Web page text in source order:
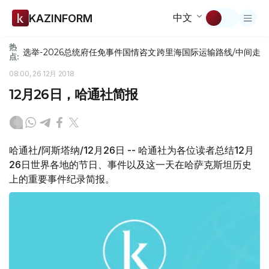
KAZINFORM 中文
热
点: 选举-2026总统府任免事件国情咨文跨里海国际运输路线/中间走廊
08:00, 26 12月 2018
12月26日，哈通社简报
哈通社/阿斯塔纳/12月26日 -- 哈通社为各位读者总结12月
26日世界各地的节日、事件以及这一天在哈萨克斯坦历史
上的重要事件纪录简报。